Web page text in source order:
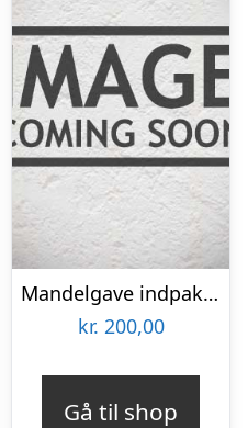
Mandelgave indpakket 200 kr.
kr. 200,00
Gå til shop